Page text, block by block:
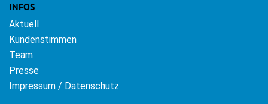
INFOS
Aktuell
Kundenstimmen
Team
Presse
Impressum / Datenschutz